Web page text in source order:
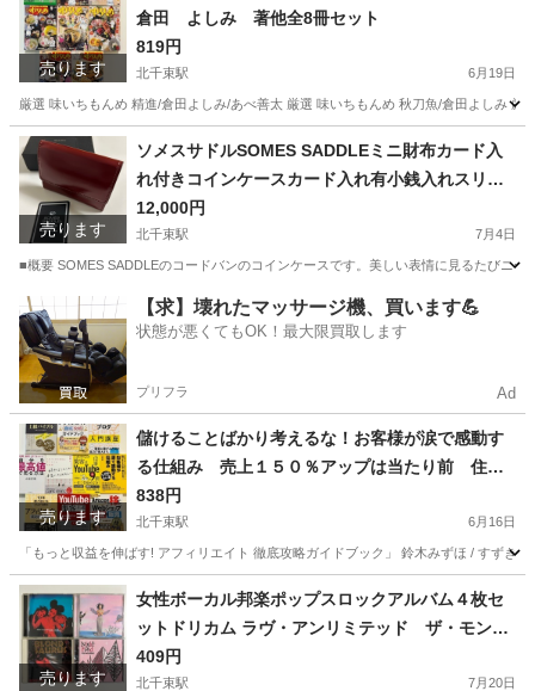
売ります
倉田 よしみ 著他全8冊セット
819円
北千束駅 6月19日
厳選 味いちもんめ 精進/倉田よしみ/あべ善太 厳選 味いちもんめ 秋刀魚/倉田よ
東京 大田区 北千束駅
味いちもんめ
売ります
ソメスサドルSOMES SADDLEミニ財布カード入
れ付きコインケースカード入れ有小銭入れスリム
ウォレットコンパクトウォレット
12,000円
北千束駅 7月4日
■概要 SOMES SADDLEのコードバンのコインケースです。美しい表情に見るたびニ
東京 大田区 北千束駅 小物 カード
【求】壊れたマッサージ機、買います💪
状態が悪くてもOK！最大限買取します
プリフラ Ad
売ります
儲けることばかり考えるな！お客様が涙で感動す
る仕組み 売上１５０％アップは当たり前 住宅
販売全国１位の秘密は、、他全6冊セット
838円
北千束駅 6月16日
「もっと収益を伸ばす! アフィリエイト 徹底攻略ガイドブック」 鈴木みずほ / すずき
東京 大田区 北千束駅 ビジネス、経済 住宅
売ります
女性ボーカル邦楽ポップスロックアルバム４枚セ
ットドリカム ラヴ・アンリミテッド ザ・モンス
ター エゴラッピン レベッカ
409円
北千束駅 7月20日